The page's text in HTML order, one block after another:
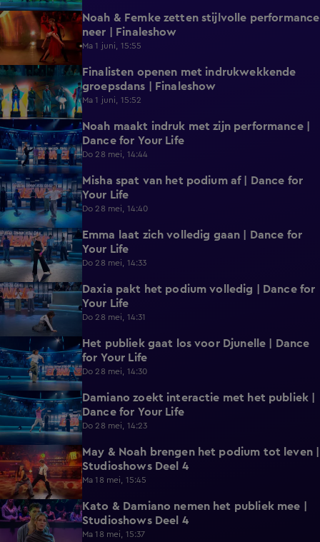
1:41
Noah & Femke zetten stijlvolle performance
neer | Finaleshow
Ma 1 juni, 15:55
2:01
Finalisten openen met indrukwekkende
groepsdans | Finaleshow
Ma 1 juni, 15:52
0:37
Noah maakt indruk met zijn performance |
Dance for Your Life
Do 28 mei, 14:44
0:31
Misha spat van het podium af | Dance for
Your Life
Do 28 mei, 14:40
0:35
Emma laat zich volledig gaan | Dance for
Your Life
Do 28 mei, 14:33
0:31
Daxia pakt het podium volledig | Dance for
Your Life
Do 28 mei, 14:31
0:28
Het publiek gaat los voor Djunelle | Dance
for Your Life
Do 28 mei, 14:30
0:40
Damiano zoekt interactie met het publiek |
Dance for Your Life
Do 28 mei, 14:23
1:41
May & Noah brengen het podium tot leven |
Studioshows Deel 4
Ma 18 mei, 15:45
1:45
Kato & Damiano nemen het publiek mee |
Studioshows Deel 4
Ma 18 mei, 15:37